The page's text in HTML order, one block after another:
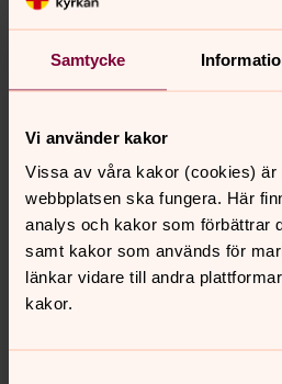
Samtycke
Vi använder kakor
Vissa av våra kakor (cookies) är
webbplatsen ska fungera. Här
analys och kakor som förbättrar
samt kakor som används för
länkar vidare till andra
kakor.
Musik i Örgryte
uppleva musiken i Örgryte!
Musik i Göteborg
Vill du uppleva musik live nära
kyrkors gemensamma